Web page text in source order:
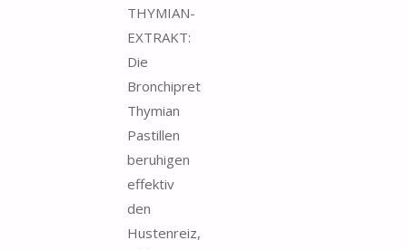
THYMIAN-
EXTRAKT:
Die
Bronchipret
Thymian
Pastillen
beruhigen
effektiv
den
Hustenreiz,